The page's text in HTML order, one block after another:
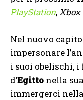
PlayStation,Xbox
Nel nuovo
impersonare
i suoi obelischi,
d’Egitto nella
immergerci